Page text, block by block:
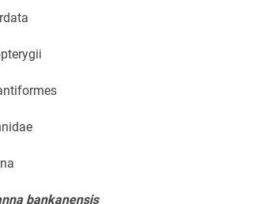
bankanensis